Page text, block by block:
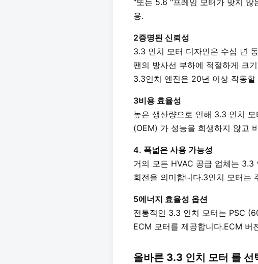
"또는 5.6 "프레임 모터가 맞지 않
용.
2증명된 신뢰성
3.3 인치 모터 디자인은 수십 년
팬의 방사선 부하에 적절하게 크
3.3인치 엔진은 20년 이상 작동할
3비용 효율성
높은 생산량으로 인해 3.3 인치
(OEM) 가 성능을 희생하지 않고
4. 폭넓은 사용 가능성
거의 모든 HVAC 공급 업체는 3.3
회전을 의미합니다.3인치 모터는
5에너지 효율성 옵션
전통적인 3.3 인치 모터는 PSC
ECM 모터를 제공합니다.ECM
올바른 3.3 인치 모터 를 선